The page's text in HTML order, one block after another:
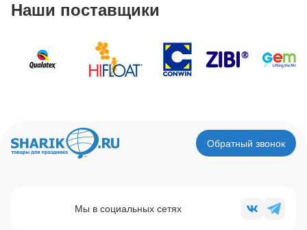
Наши поставщики
Обратный звонок
Мы в социальных сетях